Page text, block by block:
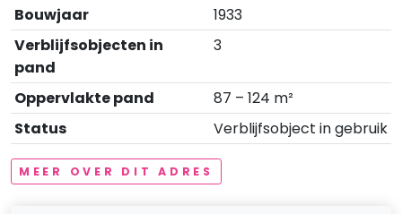
Bouwjaar
1933
Verblijfsobjecten in
pand
3
Oppervlakte pand
87 – 124 m²
Status
Verblijfsobject in gebruik
MEER OVER DIT ADRES